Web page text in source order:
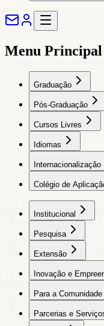
Menu Principal
Graduação
Pós-Graduação
Cursos Livres
Idiomas
Internacionalização
Colégio de
Institucional
Pesquisa
Extensão
Inovação e
Para a Comunidade
Parcerias e